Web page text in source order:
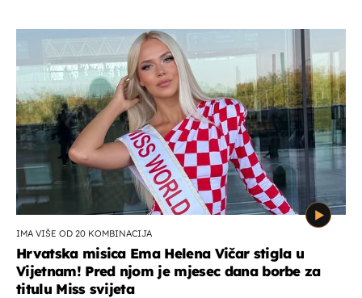
IMA VIŠE OD 20 KOMBINACIJA
Hrvatska misica Ema Helena Vičar stigla u
Vijetnam! Pred njom je mjesec dana borbe za
titulu Miss svijeta